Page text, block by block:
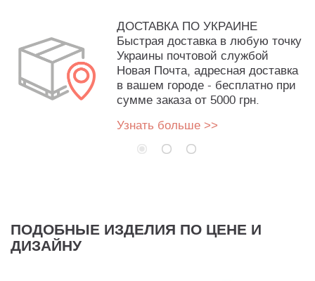
ДОСТАВКА ПО УКРАИНЕ
Быстрая доставка в любую точку
Украины почтовой службой
Новая Почта, адресная доставка
в вашем городе - бесплатно при
сумме заказа от 5000 грн.
Узнать больше >>
ПОДОБНЫЕ ИЗДЕЛИЯ ПО ЦЕНЕ И
ДИЗАЙНУ